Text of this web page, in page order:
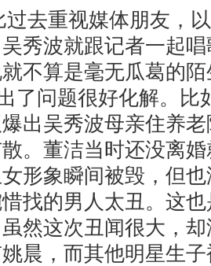
过去重视媒体朋友，
秀波就跟记者一起
不算是毫无瓜葛的
了问题很好化解。比
出吴秀波母亲住养
。董洁当时还没离
形象瞬间被毁，但
找的男人太丑。这
然这次丑闻很大，
晨，而其他明星生